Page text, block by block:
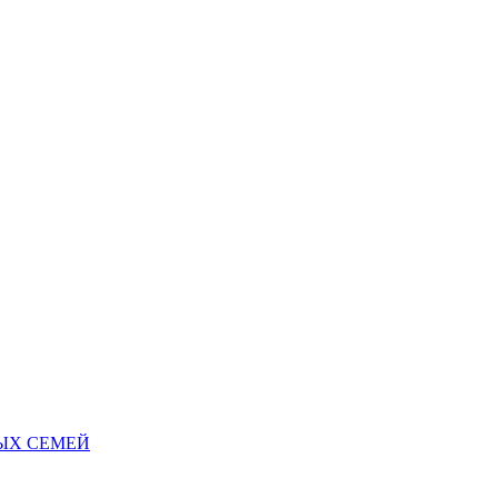
СЕМЕЙ